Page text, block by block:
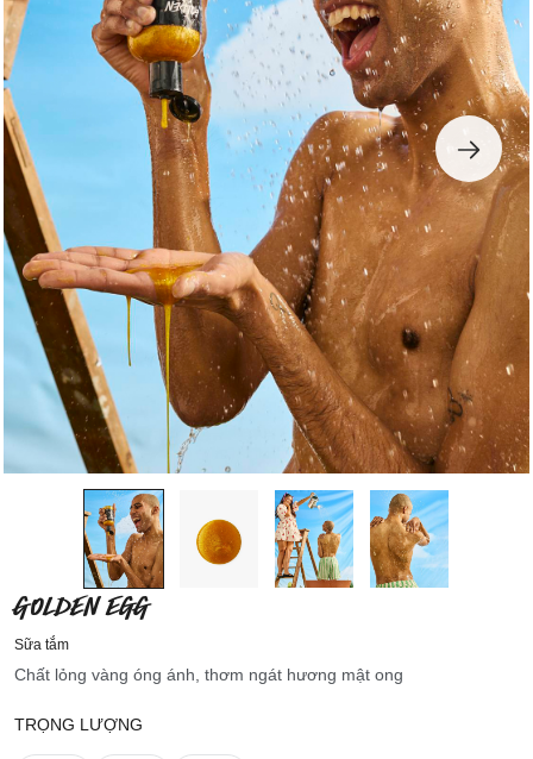
GOLDEN EGG
Sữa tắm
Chất lỏng vàng óng ánh, thơm ngát hương mật ong
TRỌNG LƯỢNG